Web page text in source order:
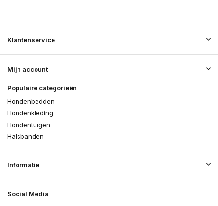
Klantenservice
Mijn account
Populaire categorieën
Hondenbedden
Hondenkleding
Hondentuigen
Halsbanden
Informatie
Social Media